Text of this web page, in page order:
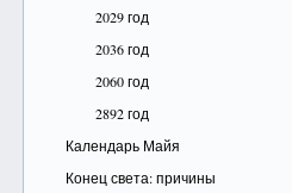
2029 год
2036 год
2060 год
2892 год
Календарь Майя
Конец света: причины